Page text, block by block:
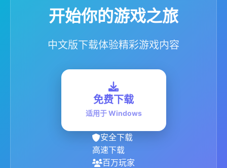
开始你的游戏之旅
中文版下载体验精彩游戏内容
免费下载
适用于 Windows
安全下载
高速下载
百万玩家